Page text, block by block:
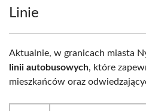
Linie
Aktualnie, w granicach miasta
linii autobusowych, które
mieszkańców oraz